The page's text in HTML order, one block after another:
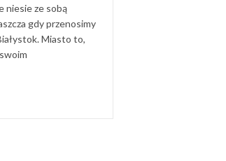
niesie ze sobą
gdy przenosimy
Miasto to,